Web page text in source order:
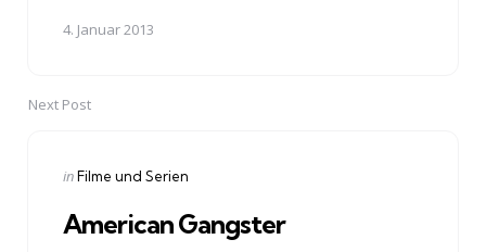
4. Januar 2013
Next Post
Posted
inFilme und Serien
American Gangster